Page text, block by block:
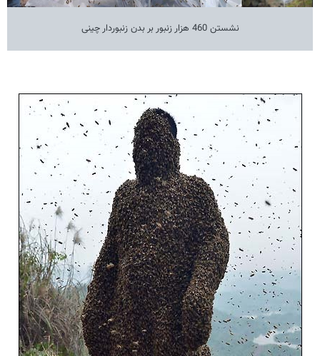
نشستن 460 هزار زنبور بر بدن زنبوردار چینی